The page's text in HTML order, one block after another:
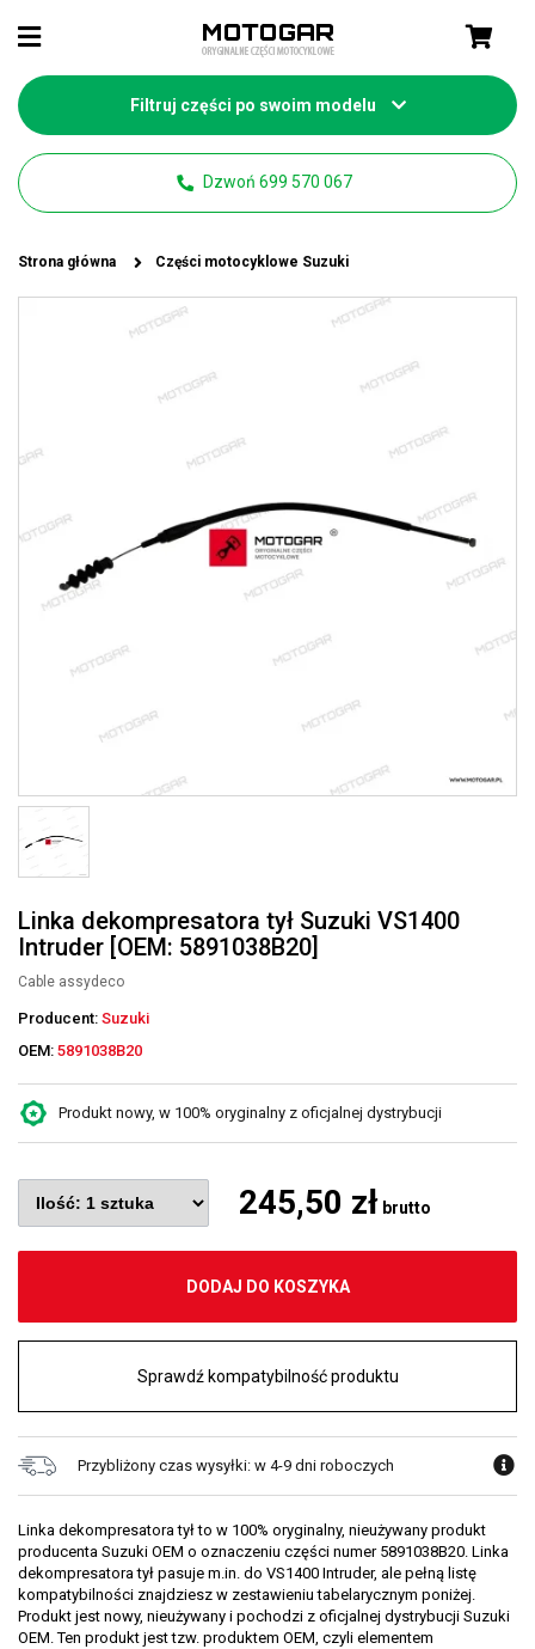
Filtruj części po swoim modelu
Dzwoń 699 570 067
Strona główna Części motocyklowe Suzuki
Linka dekompresatora tył Suzuki VS1400
Intruder [OEM: 5891038B20]
Cable assydeco
Producent: Suzuki
OEM: 5891038B20
Produkt nowy, w 100% oryginalny z oficjalnej dystrybucji
245,50 zł brutto
DODAJ DO KOSZYKA
Sprawdź kompatybilność produktu
Przybliżony czas wysyłki: w 4-9 dni roboczych
Linka dekompresatora tył to w 100% oryginalny, nieużywany produkt
producenta Suzuki OEM o oznaczeniu części numer 5891038B20. Linka
dekompresatora tył pasuje m.in. do VS1400 Intruder, ale pełną listę
kompatybilności znajdziesz w zestawieniu tabelarycznym poniżej.
Produkt jest nowy, nieużywany i pochodzi z oficjalnej dystrybucji Suzuki
OEM. Ten produkt jest tzw. produktem OEM, czyli elementem